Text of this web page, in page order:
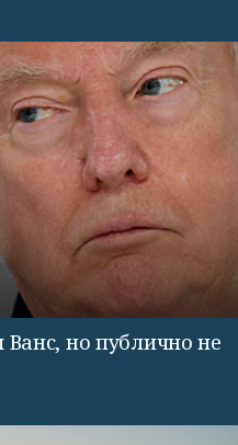
но публично не